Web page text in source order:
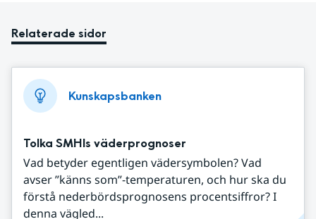
Relaterade sidor
Kunskapsbanken
Tolka SMHIs väderprognoser
Vad betyder egentligen vädersymbolen? Vad
avser ”känns som”-temperaturen, och hur ska du
förstå nederbördsprognosens procentsiffror? I
denna vägled...